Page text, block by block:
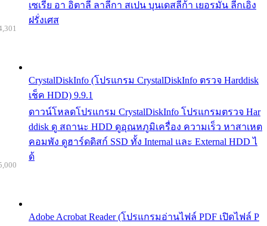
เซเรีย อา อิตาลี ลาลีกา สเปน บุนเดสลีก้า เยอรมัน ลีกเอิง
ฝรั่งเศส
CrystalDiskInfo (โปรแกรม CrystalDiskInfo ตรวจ Harddisk
เช็ค HDD) 9.9.1
ดาวน์โหลดโปรแกรม CrystalDiskInfo โปรแกรมตรวจ Har
ddisk ดู สถานะ HDD ดูอุณหภูมิเครื่อง ความเร็ว หาสาเหต
คอมพัง ดูฮาร์ดดิสก์ SSD ทั้ง Internal และ External HDD ไ
ด้
Adobe Acrobat Reader (โปรแกรมอ่านไฟล์ PDF เปิดไฟล์ P